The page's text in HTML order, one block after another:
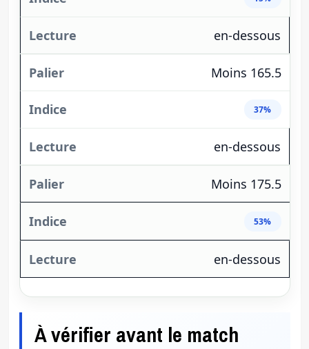
en-dessous
Moins 165.5
37%
en-dessous
Moins 175.5
53%
en-dessous
À vérifier avant le match